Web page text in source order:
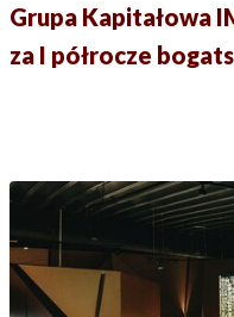
Grupa Kapitałowa
za I półrocze